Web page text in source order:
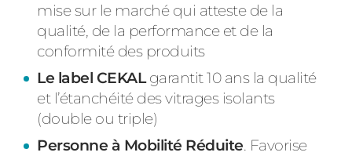
mise sur le marché qui atteste de la
qualité, de la performance et de la
conformité des produits
Le label CEKALgarantit 10 ans la qualité
et l’étanchéité des vitrages isolants
(double ou triple)
Personne à Mobilité Réduite. Favorise
PVC
CARPORTS
CLÔTURES